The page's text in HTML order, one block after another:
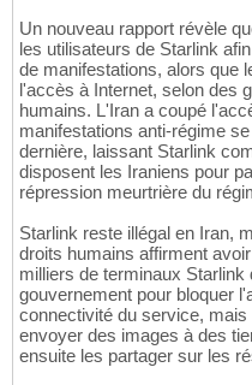
Un nouveau rapport révèle
les utilisateurs de Starlink
de manifestations, alors que
l'accès à Internet, selon des
humains. L'Iran a coupé
manifestations anti-régime
dernière, laissant Starlink
disposent les Iraniens pour
répression meurtrière du
Starlink reste illégal en Iran,
droits humains affirment
milliers de terminaux
gouvernement pour bloquer
connectivité du service,
envoyer des images à des
ensuite les partager sur les